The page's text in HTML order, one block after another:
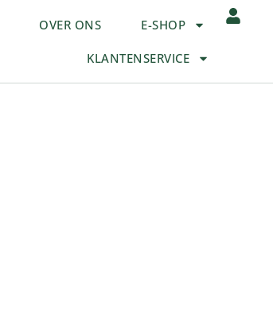
OVER ONS E-SHOP
KLANTENSERVICE